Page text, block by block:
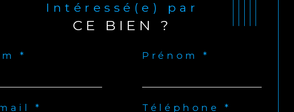
Intéressé(e) par
CE BIEN ?
* Prénom *
* Téléphone *